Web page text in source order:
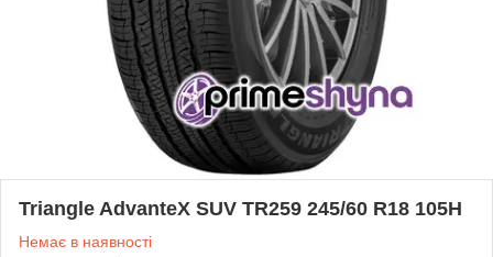
Triangle AdvanteX SUV TR259 245/60 R18 105H
Немає в наявності